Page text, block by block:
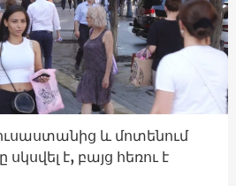
և մոտենում
է, բայց հեռու է